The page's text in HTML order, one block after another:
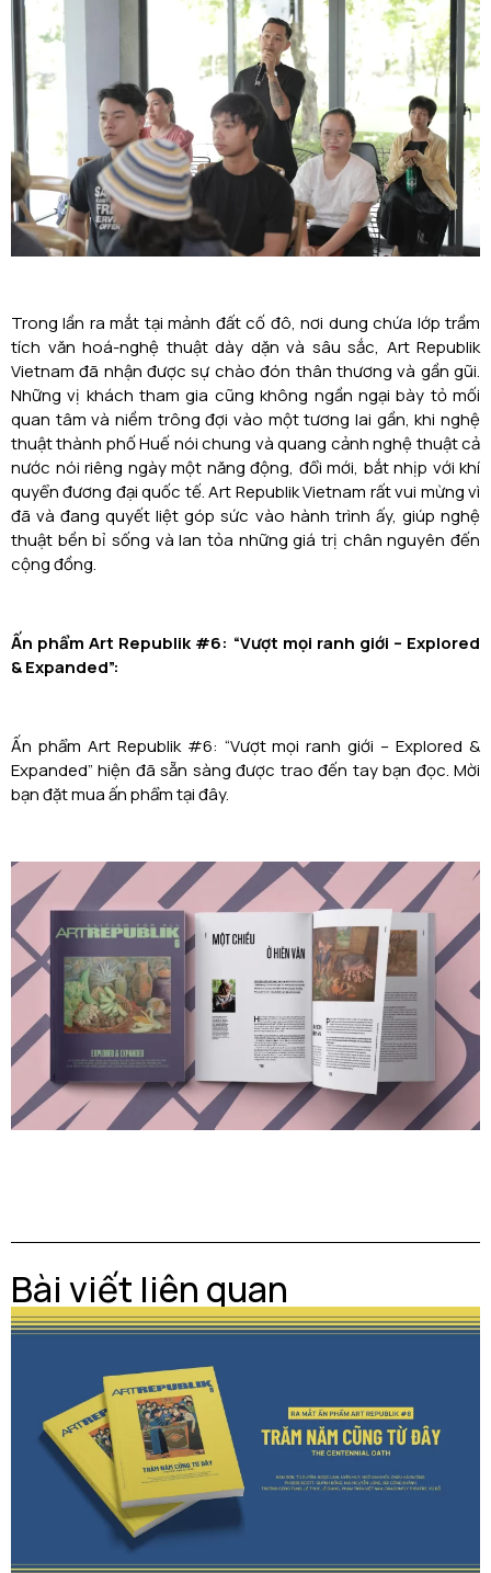
Trong lần ra mắt tại mảnh đất cố đô, nơi dung chứa lớp trầm
tích văn hoá-nghệ thuật dày dặn và sâu sắc, Art Republik
Vietnam đã nhận được sự chào đón thân thương và gần gũi.
Những vị khách tham gia cũng không ngần ngại bày tỏ mối
quan tâm và niềm trông đợi vào một tương lai gần, khi nghệ
thuật thành phố Huế nói chung và quang cảnh nghệ thuật cả
nước nói riêng ngày một năng động, đổi mới, bắt nhịp với khí
quyển đương đại quốc tế. Art Republik Vietnam rất vui mừng vì
đã và đang quyết liệt góp sức vào hành trình ấy, giúp nghệ
thuật bền bỉ sống và lan tỏa những giá trị chân nguyên đến
cộng đồng.
Ấn phẩm Art Republik #6: “Vượt mọi ranh giới – Explored
& Expanded”:
Ấn phẩm Art Republik #6: “Vượt mọi ranh giới – Explored &
Expanded” hiện đã sẵn sàng được trao đến tay bạn đọc. Mời
bạn đặt mua ấn phẩm tạiđây.
Bài viết liên quan